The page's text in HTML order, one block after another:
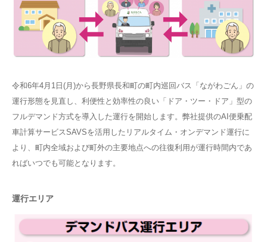
令和6年4月1日(月)から長野県長和町の町内巡回バス「ながわごん」の
運行形態を見直し、利便性と効率性の良い「ドア・ツー・ドア」型の
フルデマンド方式を導入した運行を開始します。弊社提供のAI便乗配
車計算サービスSAVSを活用したリアルタイム・オンデマンド運行に
より、町内全域および町外の主要地点への往復利用が運行時間内であ
ればいつでも可能となります。
運行エリア